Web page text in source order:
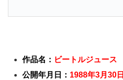
作品名： ビートルジュース
公開年月日： 1988年3月30日